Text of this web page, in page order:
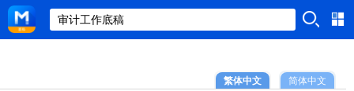
简体中文
繁体中文